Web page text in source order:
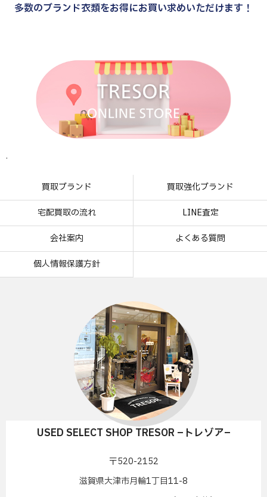
多数のブランド衣類をお得にお買い求めいただけます！
.
買取ブランド 買取強化ブランド
宅配買取の流れ LINE査定
会社案内 よくある質問
個人情報保護方針
USED SELECT SHOP TRESOR –トレゾア–
〒520-2152
滋賀県大津市月輪1丁目11-8